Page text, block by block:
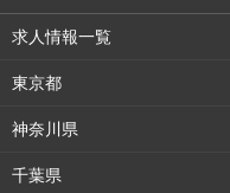
求人情報一覧
東京都
神奈川県
千葉県